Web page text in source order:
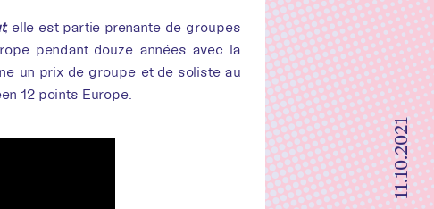
limite
11.10.2021
, elle est partie prenante de groupes
pendant douze années avec la
un prix de groupe et de soliste au
12 points Europe.